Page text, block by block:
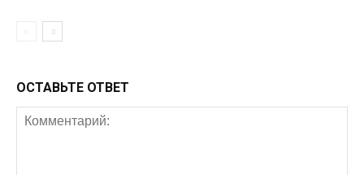
ОСТАВЬТЕ ОТВЕТ